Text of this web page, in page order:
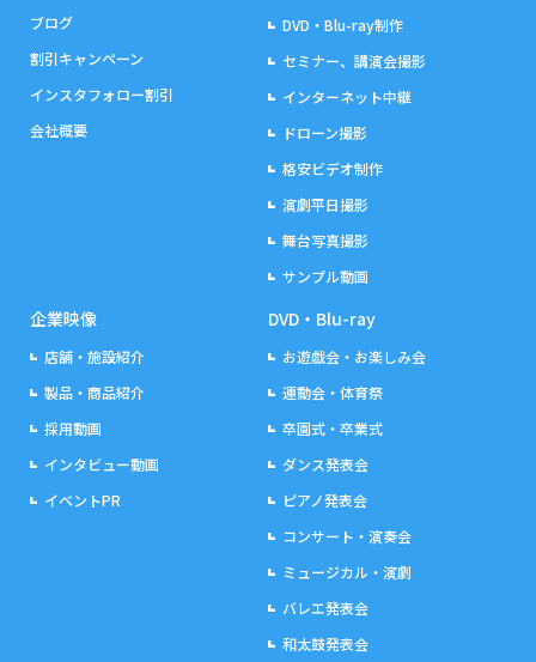
ブログ
割引キャンペーン
インスタフォロー割引
会社概要
DVD・Blu-ray制作
セミナー、講演会撮影
インターネット中継
ドローン撮影
格安ビデオ制作
演劇平日撮影
舞台写真撮影
サンプル動画
企業映像
店舗・施設紹介
製品・商品紹介
採用動画
インタビュー動画
イベントPR
DVD・Blu-ray
お遊戯会・お楽しみ会
運動会・体育祭
卒園式・卒業式
ダンス発表会
ピアノ発表会
コンサート・演奏会
ミュージカル・演劇
バレエ発表会
和太鼓発表会